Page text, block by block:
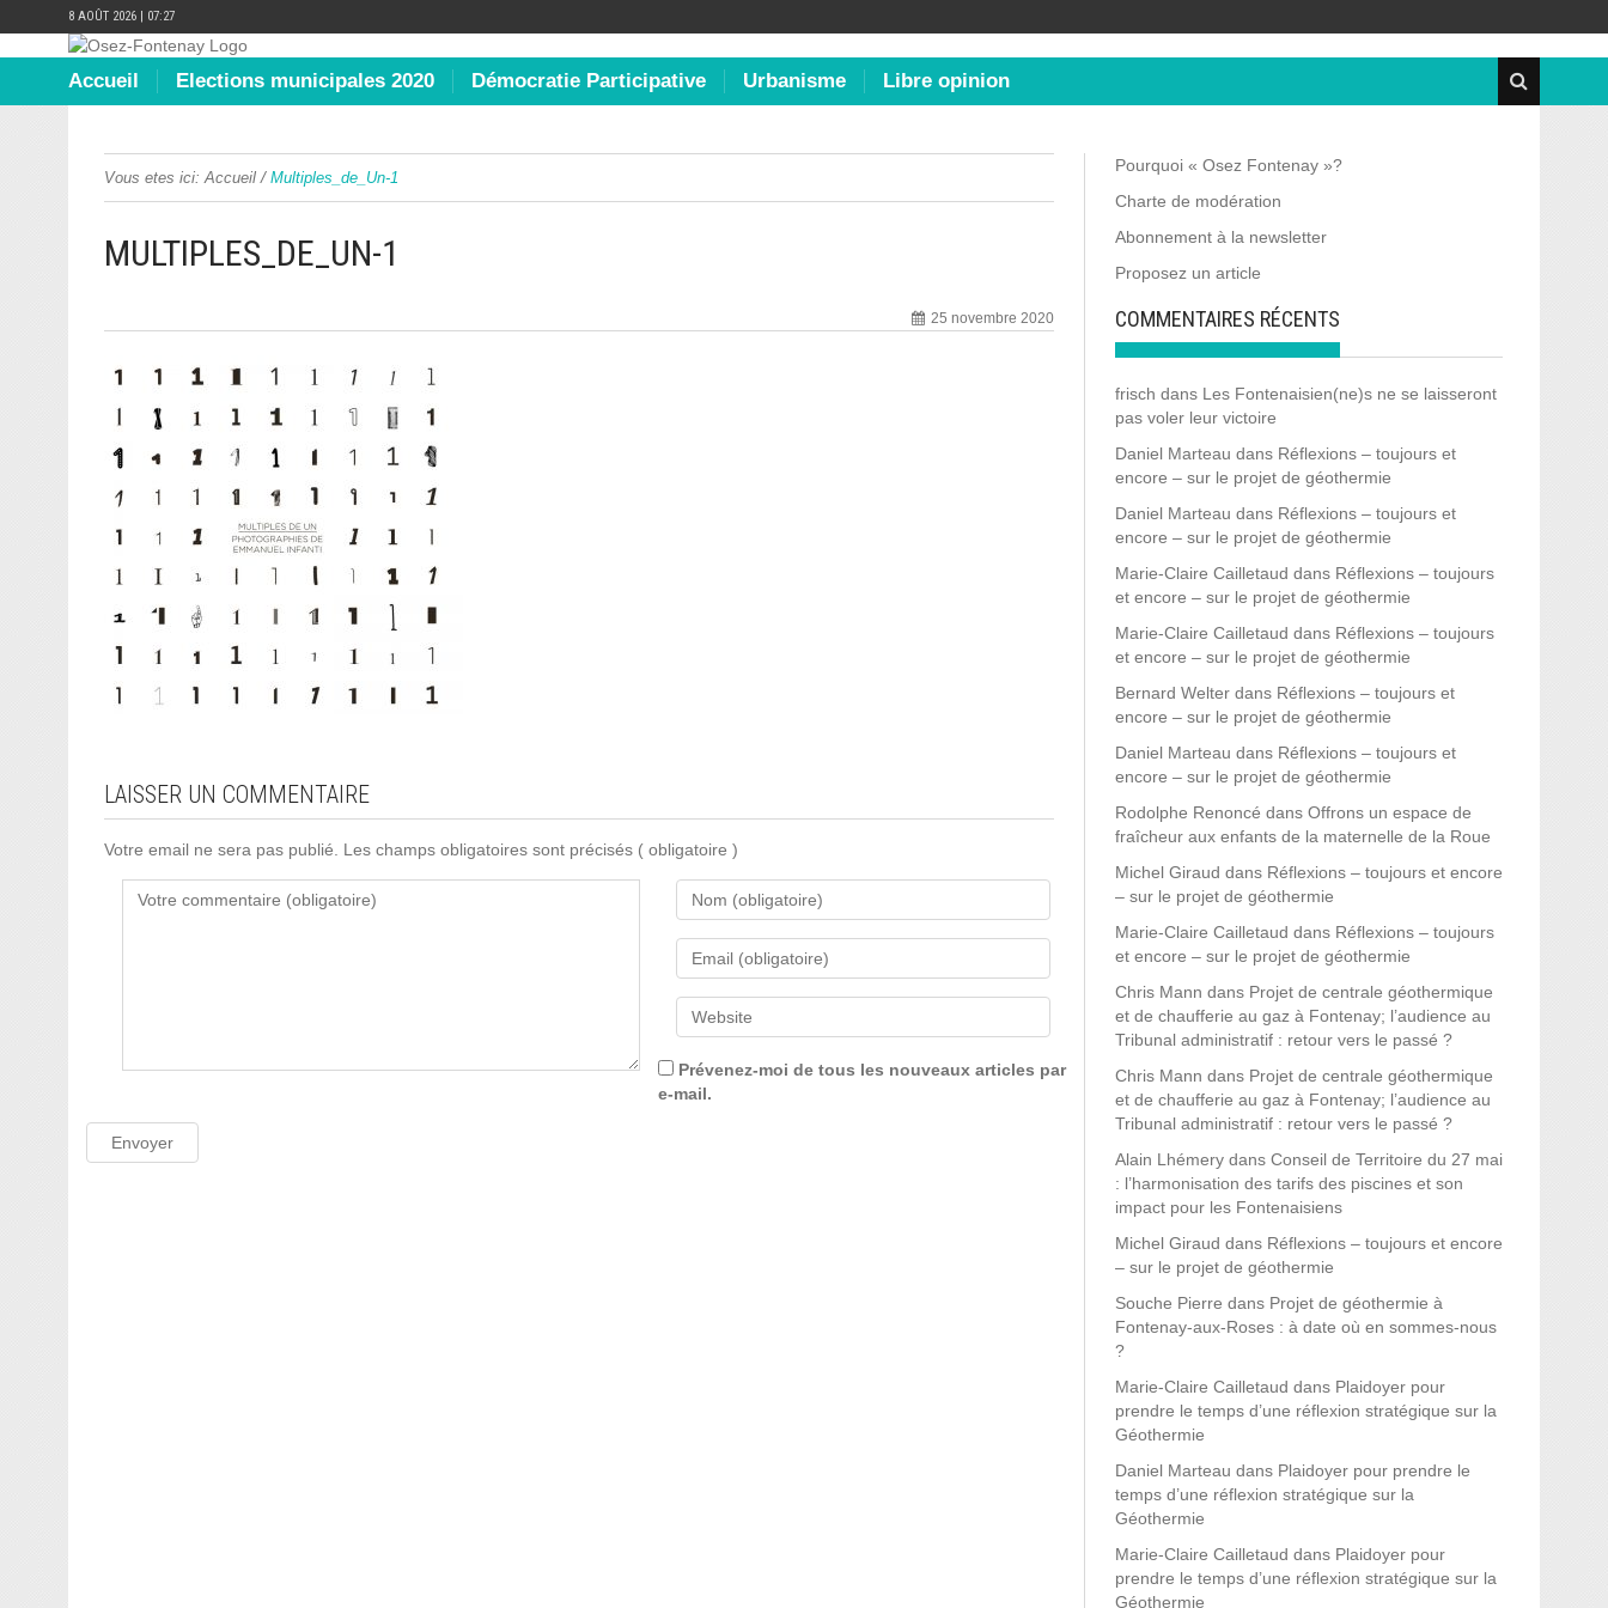
8 AOÛT 2026 | 07:27
Accueil Elections municipales 2020 Démocratie Participative Urbanisme Libre opinion
Vous etes ici: Accueil / Multiples_de_Un-1
MULTIPLES_DE_UN-1
25 novembre 2020
LAISSER UN COMMENTAIRE
Votre email ne sera pas publié. Les champs obligatoires sont précisés ( obligatoire )
Prévenez-moi de tous les nouveaux articles par
e-mail.
Pourquoi « Osez Fontenay »?
Charte de modération
Abonnement à la newsletter
Proposez un article
COMMENTAIRES RÉCENTS
frisch dans Les Fontenaisien(ne)s ne se laisseront
pas voler leur victoire
Daniel Marteau dans Réflexions – toujours et
encore – sur le projet de géothermie
Daniel Marteau dans Réflexions – toujours et
encore – sur le projet de géothermie
Marie-Claire Cailletaud dans Réflexions – toujours
et encore – sur le projet de géothermie
Marie-Claire Cailletaud dans Réflexions – toujours
et encore – sur le projet de géothermie
Bernard Welter dans Réflexions – toujours et
encore – sur le projet de géothermie
Daniel Marteau dans Réflexions – toujours et
encore – sur le projet de géothermie
Rodolphe Renoncé dans Offrons un espace de
fraîcheur aux enfants de la maternelle de la Roue
Michel Giraud dans Réflexions – toujours et encore
– sur le projet de géothermie
Marie-Claire Cailletaud dans Réflexions – toujours
et encore – sur le projet de géothermie
Chris Mann dans Projet de centrale géothermique
et de chaufferie au gaz à Fontenay; l’audience au
Tribunal administratif : retour vers le passé ?
Chris Mann dans Projet de centrale géothermique
et de chaufferie au gaz à Fontenay; l’audience au
Tribunal administratif : retour vers le passé ?
Alain Lhémery dans Conseil de Territoire du 27 mai
: l’harmonisation des tarifs des piscines et son
impact pour les Fontenaisiens
Michel Giraud dans Réflexions – toujours et encore
– sur le projet de géothermie
Souche Pierre dans Projet de géothermie à
Fontenay-aux-Roses : à date où en sommes-nous
?
Marie-Claire Cailletaud dans Plaidoyer pour
prendre le temps d’une réflexion stratégique sur la
Géothermie
Daniel Marteau dans Plaidoyer pour prendre le
temps d’une réflexion stratégique sur la
Géothermie
Marie-Claire Cailletaud dans Plaidoyer pour
prendre le temps d’une réflexion stratégique sur la
Géothermie